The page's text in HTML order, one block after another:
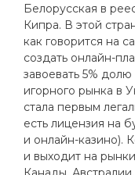
Белорусская в
Кипра. В этой
как говорится на
создать онлайн-
завоевать 5%
игорного рынка в
стала первым
есть лицензия на
и онлайн-казино).
и выходит на